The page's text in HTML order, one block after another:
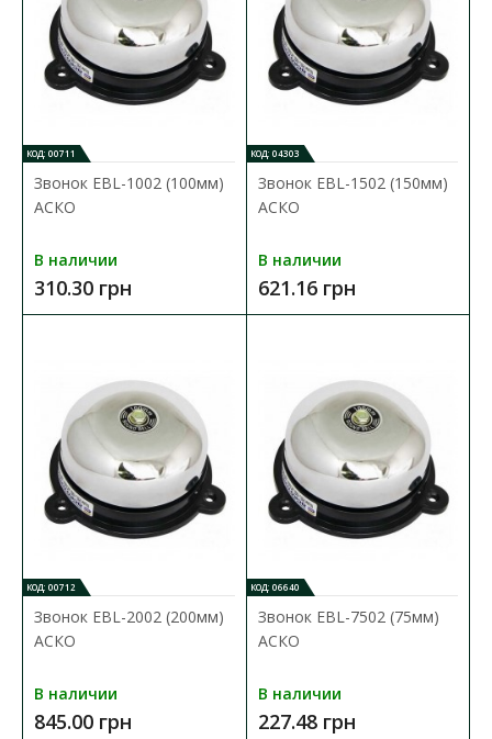
Двухтоновый звонок BIM-BAM 230 с
выключателем Zamel белый
Функциональные особенности: электромеханический звонок
звук: два тона BIM-BAM благодаря вс..
1 349.10 грн
В КОРЗИНУ
В сравнения
В закладки
КОД: 00711
Звонок EBL-1002 (100мм)
АСКО
В наличии
310.30 грн
КОД: 04303
Звонок EBL-1502 (150мм)
АСКО
В наличии
621.16 грн
КОД: 00712
Звонок EBL-2002 (200мм)
АСКО
В наличии
845.00 грн
КОД: 06640
Звонок EBL-7502 (75мм)
АСКО
В наличии
227.48 грн